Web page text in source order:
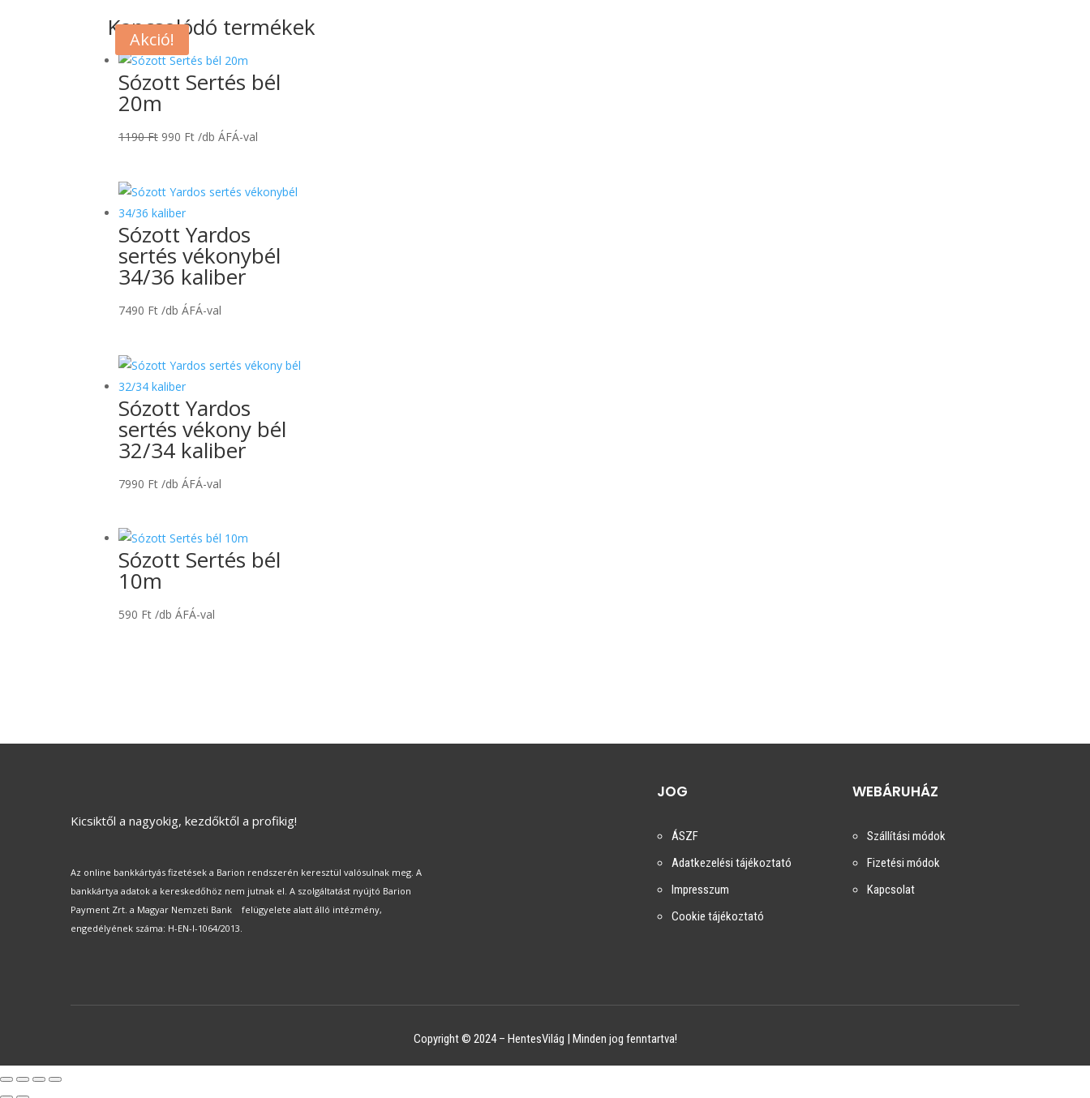
Kapcsolódó termékek
Akció!
Sózott Sertés bél
20m
1190Ft Original
1190 Ft.
990 FtCurrent
990 Ft.
/db ÁFÁ-val
Sózott Yardos
sertés vékonybél
34/36 kaliber
7490 Ft /db ÁFÁ-val
Sózott Yardos
sertés vékony bél
32/34 kaliber
7990 Ft /db ÁFÁ-val
Sózott Sertés bél
10m
590 Ft /db ÁFÁ-val
Kicsiktől a nagyokig, kezdőktől a profikig!
Az online bankkártyás fizetések a Barion rendszerén keresztül valósulnak meg. A
bankkártya adatok a kereskedőhöz nem jutnak el. A szolgáltatást nyújtó Barion
Payment Zrt. a Magyar Nemzeti Bank felügyelete alatt álló intézmény,
engedélyének száma: H-EN-I-1064/2013.
JOG
ÁSZF
Adatkezelési tájékoztató
Impresszum
Cookie tájékoztató
WEBÁRUHÁZ
Szállítási módok
Fizetési módok
Kapcsolat
Copyright © 2024 – HentesVilág | Minden jog fenntartva!